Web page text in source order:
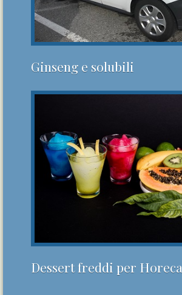
Ginseng e solubili
Dessert freddi per Horeca